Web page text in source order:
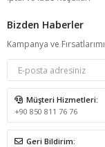
Bizden Haberler
Kampanya ve
Müşteri Hizmetleri:
+90 850 811 76 76
Geri Bildirim: